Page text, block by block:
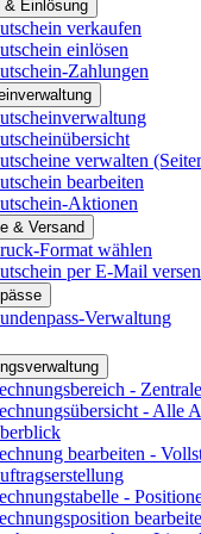
& Einlösung
verkaufen
einlösen
Zahlungen
verwalten
bearbeiten
Aktionen
& Versand
Format wählen
per E-Mail
Verwaltung
-
- Alle
bearbeiten -
-